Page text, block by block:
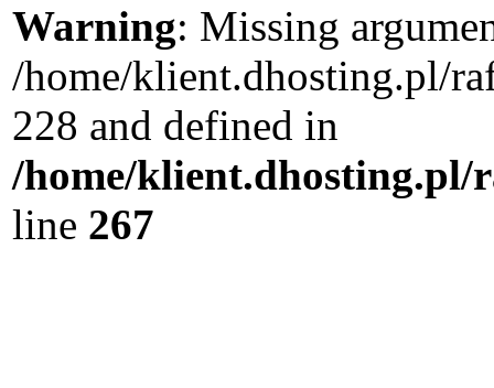
Warning: Missing
/home/klient.dhosting.pl/
228 and defined in
/home/klient.dhosting.pl/
line 267